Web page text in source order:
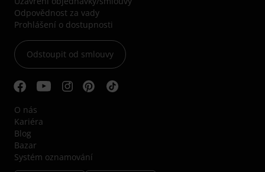
Odpovědnost za vady
Prohlášení o dostupnosti
Odstoupit od smlouvy
O nás
Kariéra
Blog
Bazar
Systém oznamování